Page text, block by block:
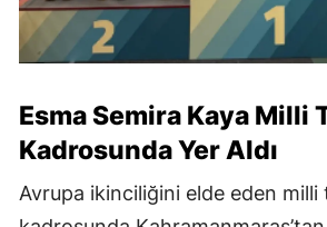
Esma Semira Kaya Milli
Kadrosunda Yer Aldı
Avrupa ikinciliğini elde eden milli